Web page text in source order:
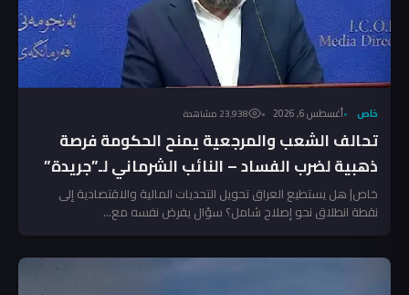
خاص أغسطس 6, 2026 23٬938 مشاهدة
تحالف الشعب والمرجعية يمنح الحكومة فرصة
ذهبية لضرب الفساد – النائب الشرماني لـ”جريدة”
خاص| هل يستطيع العراق تحويل التحديات المالية والاقتصادية إلى
نقطة انطلاق نحو إصلاح شامل؟ سؤال يفرض نفسه مع...